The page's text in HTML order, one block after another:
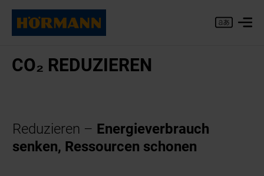
CO₂ RE­DU­ZIE­REN
Reduzieren – Energieverbrauch
senken, Ressourcen schonen